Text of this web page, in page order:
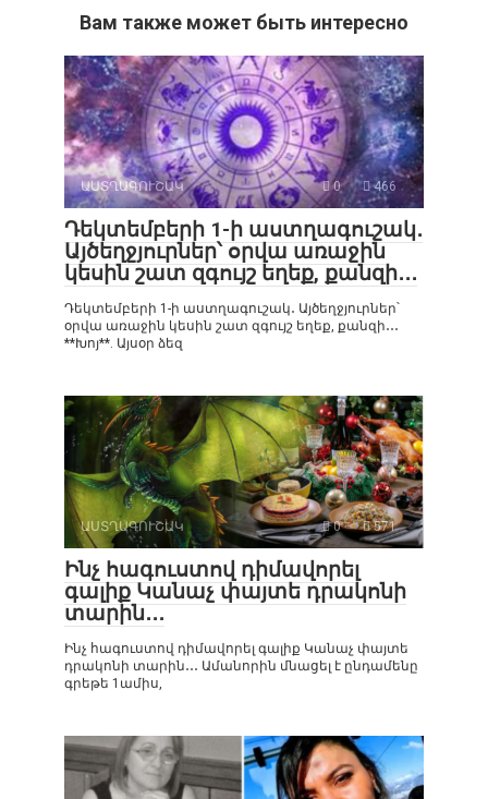
Вам также может быть интересно
ԱՍՏՂԱԳՈՒՇԱԿ 0 466
Դեկտեմբերի 1-ի աստղագուշակ․
Այծեղջյուրներ՝ օրվա առաջին
կեսին շատ զգույշ եղեք, քանզի․․․
Դեկտեմբերի 1-ի աստղագուշակ․ Այծեղջյուրներ՝
օրվա առաջին կեսին շատ զգույշ եղեք, քանզի․․․
**Խոյ**. Այսօր ձեզ
ԱՍՏՂԱԳՈՒՇԱԿ 0 571
Ինչ հագուստով դիմավորել
գալիք Կանաչ փայտե դրակոնի
տարին․․․
Ինչ հագուստով դիմավորել գալիք Կանաչ փայտե
դրակոնի տարին․․․ Ամանորին մնացել է ընդամենը
գրեթե 1ամիս,